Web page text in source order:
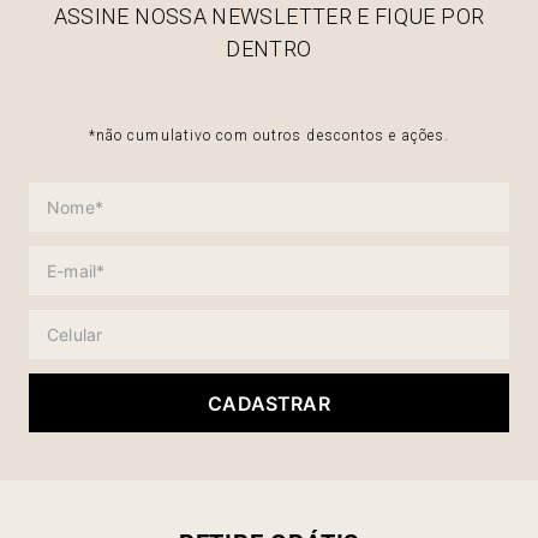
ASSINE NOSSA NEWSLETTER E FIQUE POR
DENTRO
*não cumulativo com outros descontos e ações.
CADASTRAR